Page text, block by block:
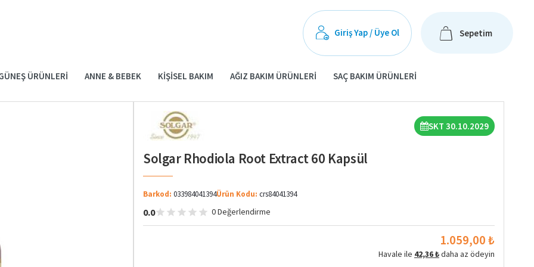
Giriş Yap / Üye Ol Sepetim
ÜRÜNLERI ANNE & BEBEK KIŞISEL BAKIM AĞIZ BAKIM ÜRÜNLERI SAÇ BAKIM ÜRÜNLERI
SKT 30.10.2029
Solgar Rhodiola Root Extract 60 Kapsül
Barkod: 033984041394Ürün Kodu: crs84041394
0.0 0 Değerlendirme
1.059,00 ₺
Havale ile 42,36 ₺ daha az ödeyin